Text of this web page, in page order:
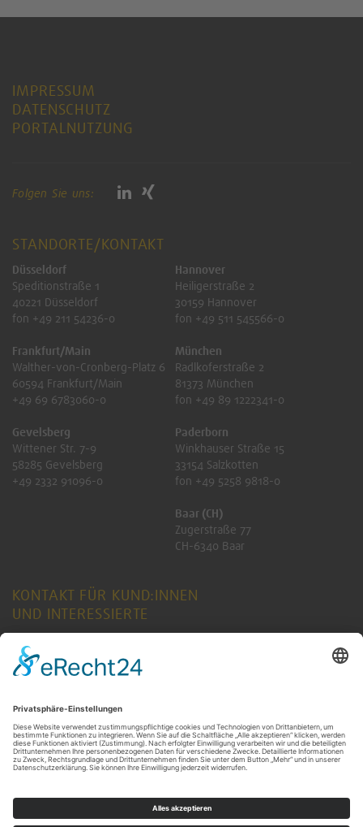
IMPRESSUM
DATENSCHUTZ
PORTALNUTZUNG
Folgen Sie uns:
STANDORTE/KONTAKT
Düsseldorf
Speditionstraße 1
40221 Düsseldorf
fon +49 211 54236-0
Frankfurt/Main
Walther-von-Cronberg-Platz 6
60594 Frankfurt/Main
+49 69 6783060-0
Gevelsberg
Wittener Str. 7-9
58285 Gevelsberg
+49 2332 91096-0
Hannover
Heiligerstraße 2
30159 Hannover
fon +49 511 545566-0
München
Radlkoferstraße 2
81373 München
fon +49 89 1222341-0
Paderborn
Winkhauser Straße 15
33154 Salzkotten
fon +49 5258 9818-0
Baar (CH)
Zugerstraße 77
CH-6340 Baar
KONTAKT FÜR KUND:INNEN
UND INTERESSIERTE
KONTAKT FÜR RENTNER:INNEN